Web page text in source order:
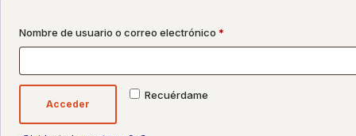
Nombre de usuario o correo electrónico *
Recuérdame
Acceder